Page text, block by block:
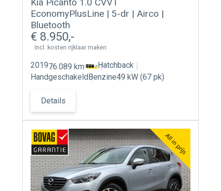
Contact
Actueel
EconomyPlusLine | 5-dr | Airco |
Bluetooth
8.950
Incl. kosten rijklaar maken
201976.089 km
Hatchback
HandgeschakeldBenzine49 kW (67 pk)
Details